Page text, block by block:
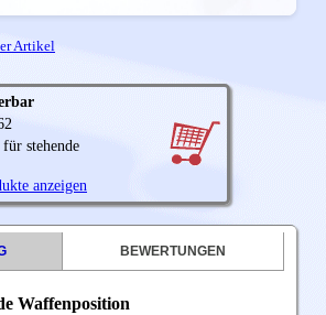
Artikel
stehende
anzeigen
BEWERTUNGEN
Waffenposition